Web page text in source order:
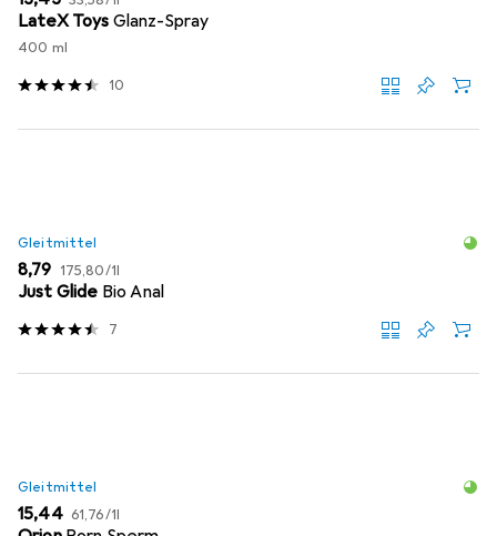
LateX Toys Glanz-Spray
400 ml
10
Gleitmittel
EUR
8,79 EUR
175,80/1l
Just Glide Bio Anal
7
Gleitmittel
EUR
15,44 EUR
61,76/1l